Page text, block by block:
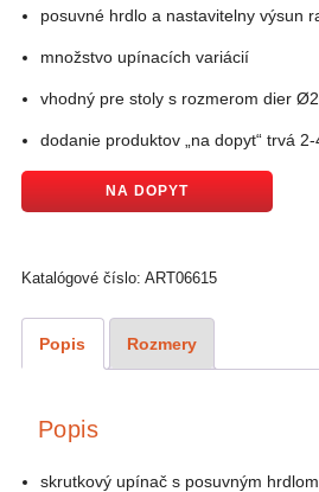
posuvné hrdlo a nastavitelny výsun
množstvo upínacích variácií
vhodný pre stoly s rozmerom dier
dodanie produktov „na dopyt“ trvá
NA DOPYT
Katalógové číslo: ART06615
Popis Rozmery
Popis
skrutkový upínač s posuvným